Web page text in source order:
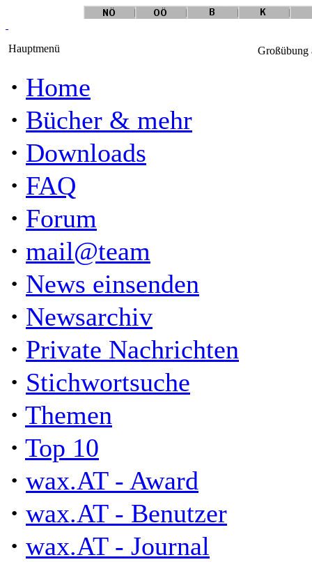
Hauptmenü
· Home
· Bücher & mehr
· Downloads
· FAQ
· Forum
· mail@team
· News einsenden
· Newsarchiv
· Private Nachrichten
· Stichwortsuche
· Themen
· Top 10
· wax.AT - Award
· wax.AT - Benutzer
· wax.AT - Journal
Großübung